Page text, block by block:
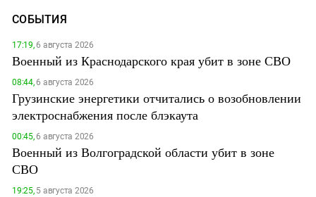
СОБЫТИЯ
17:19,6 августа 2026
Военный из Краснодарского края убит в зоне СВО
08:44,6 августа 2026
Грузинские энергетики отчитались о возобновлении
электроснабжения после блэкаута
00:45,6 августа 2026
Военный из Волгоградской области убит в зоне
СВО
19:25,5 августа 2026